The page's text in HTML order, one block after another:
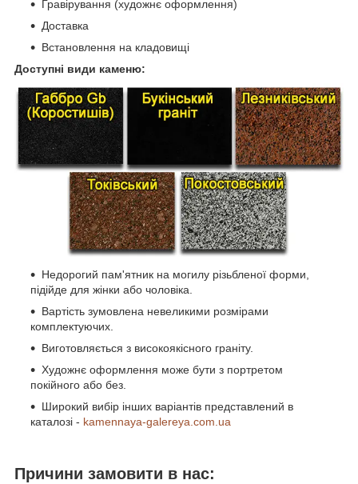
Гравірування (художнє оформлення)
Доставка
Встановлення на кладовищі
Доступні види каменю:
Недорогий пам'ятник на могилу різьбленої форми,
підійде для жінки або чоловіка.
Вартість зумовлена невеликими розмірами
комплектуючих.
Виготовляється з високоякісного граніту.
Художнє оформлення може бути з портретом
покійного або без.
Широкий вибір інших варіантів представлений в
каталозі - kamennaya-galereya.com.ua
Причини замовити в нас: